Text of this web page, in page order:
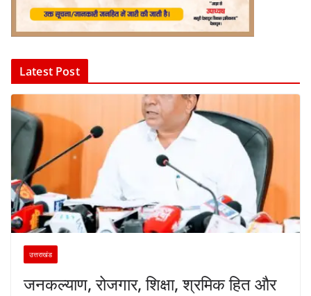
Latest Post
उत्तराखंड
जनकल्याण, रोजगार, शिक्षा, श्रमिक हित और